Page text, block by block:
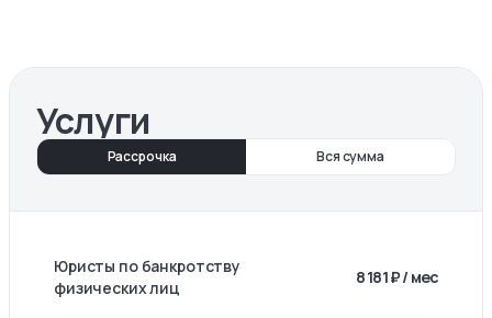
Услуги
Рассрочка Вся сумма
Юристы по банкротству
физических лиц
8 181 ₽ / мес